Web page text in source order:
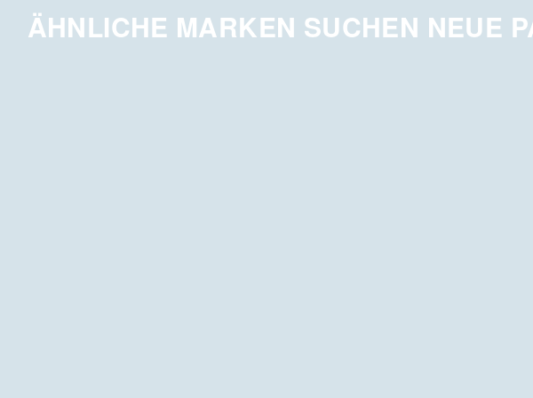
ÄHNLICHE MARKEN SUCHEN NEUE